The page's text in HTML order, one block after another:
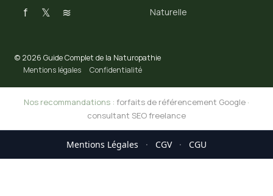
f 𝕏 ≋
Naturelle
© 2026 Guide Complet de la Naturopathie
Mentions légales
Confidentialité
Nos recommandations : forfaits de référencement Google ·
consultant SEO freelance
Mentions Légales · CGV · CGU